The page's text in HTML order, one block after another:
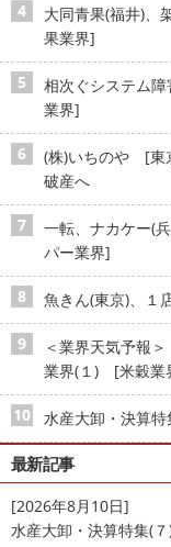
大同青果(福井)
果業界]
相次ぐシステム
業界]
(株)いちのや [東
破産へ
一転、ナカケー(
パー業界]
魚きん(東京)、
＜業界天気予報
業界(１) [米穀業
水産大卸・決算
最新記事
[2026年8月10日]
水産大卸・決算特集(